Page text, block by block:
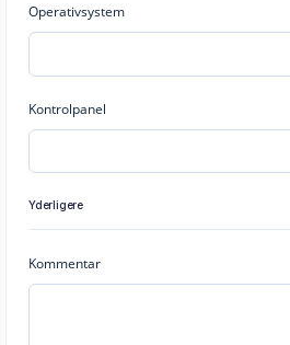
Operativsystem
Kontrolpanel
Yderligere
Kommentar